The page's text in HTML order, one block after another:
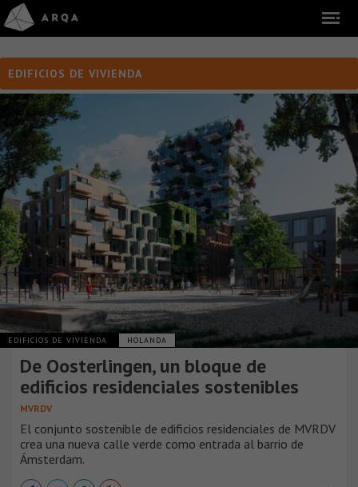
EDIFICIOS DE VIVIENDA
EDIFICIOS DE VIVIENDA HOLANDA
De Oosterlingen, un bloque de
edificios residenciales sostenibles
MVRDV
El conjunto sostenible de edificios residenciales de MVRDV
crea una nueva calle verde como entrada al barrio de
Ámsterdam.